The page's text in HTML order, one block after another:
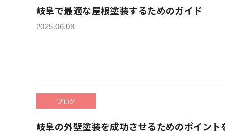
岐阜で最適な屋根塗装するためのガイド
2025.06.08
ブログ
岐阜の外壁塗装を成功させるためのポイント